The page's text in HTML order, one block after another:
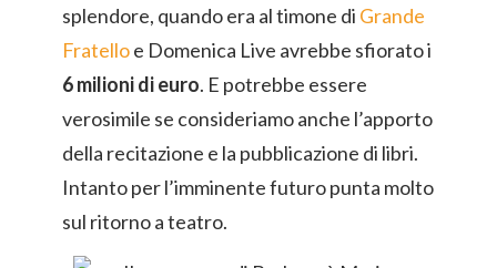
splendore, quando era al timone di Grande
Fratelloe Domenica Live avrebbe sfiorato i
6 milioni di euro. E potrebbe essere
verosimile se consideriamo anche l’apporto
della recitazione e la pubblicazione di libri.
Intanto per l’imminente futuro punta molto
sul ritorno a teatro.